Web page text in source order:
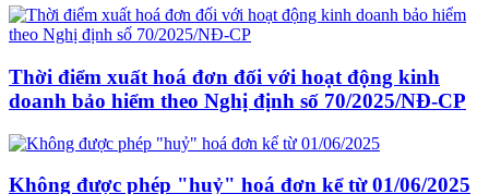
Thời điểm xuất hoá đơn đối với hoạt động kinh
doanh bảo hiểm theo Nghị định số 70/2025/NĐ-CP
Không được phép "huỷ" hoá đơn kể từ 01/06/2025